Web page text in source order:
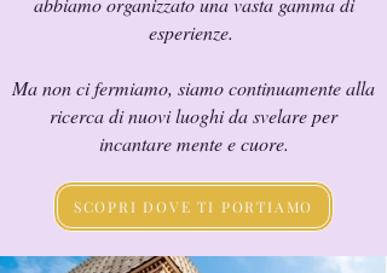
esperienze.
Ma non ci fermiamo, siamo continuamente alla
ricerca di nuovi luoghi da svelare per
incantare mente e cuore.
SCOPRI DOVE TI PORTIAMO